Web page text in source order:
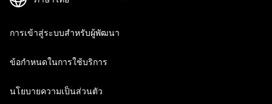
การเข้าสู่ระบบสำหรับผู้พัฒนา
ข้อกำหนดในการใช้บริการ
นโยบายความเป็นส่วนตัว